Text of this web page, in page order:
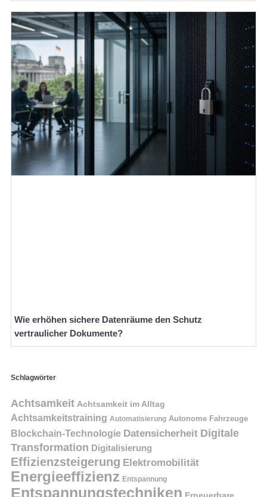
Wie erhöhen sichere Datenräume den Schutz
vertraulicher Dokumente?
Schlagwörter
Achtsamkeit Achtsamkeit im Alltag
Achtsamkeitstraining Automatisierung Autonome Fahrzeuge
Blockchain-Technologie Datensicherheit Digitale
Transformation Digitalisierung
Effizienzsteigerung Elektromobilität
Energieeffizienz Entspannung
Entspannungstechniken